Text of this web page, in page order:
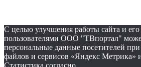
С целью улучшения работы сайта и его
пользователями ООО "ТВпортал"
персональные данные посетителей
файлов и сервисов «Яндекс Метрика»